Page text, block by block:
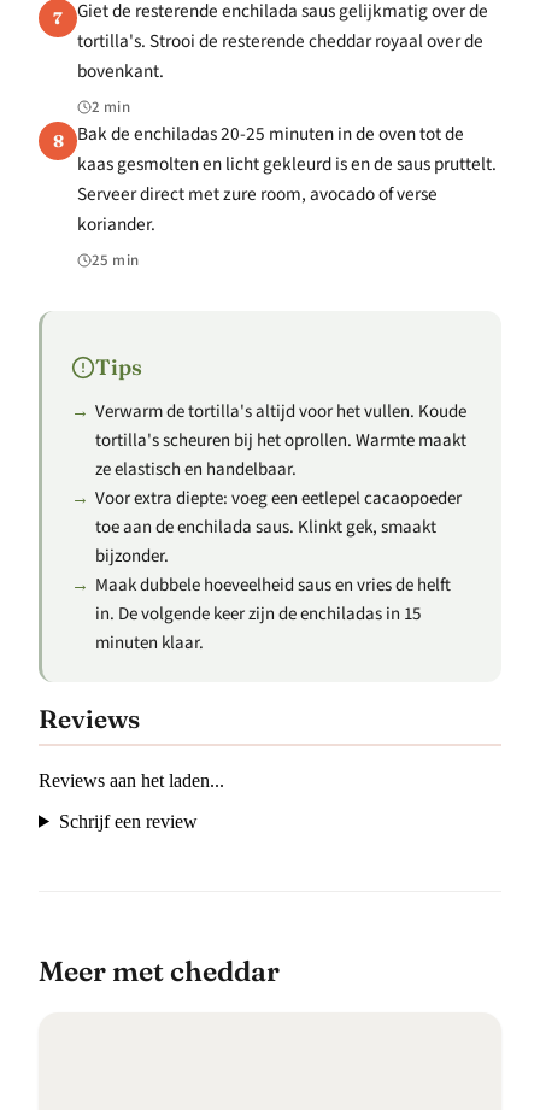
7
Giet de resterende enchilada saus gelijkmatig over de
tortilla's. Strooi de resterende cheddar royaal over de
bovenkant.
2 min
8
Bak de enchiladas 20-25 minuten in de oven tot de
kaas gesmolten en licht gekleurd is en de saus pruttelt.
Serveer direct met zure room, avocado of verse
koriander.
25 min
Tips
Verwarm de tortilla's altijd voor het vullen. Koude
tortilla's scheuren bij het oprollen. Warmte maakt
ze elastisch en handelbaar.
Voor extra diepte: voeg een eetlepel cacaopoeder
toe aan de enchilada saus. Klinkt gek, smaakt
bijzonder.
Maak dubbele hoeveelheid saus en vries de helft
in. De volgende keer zijn de enchiladas in 15
minuten klaar.
Reviews
Reviews aan het laden...
Schrijf een review
meer met cheddar